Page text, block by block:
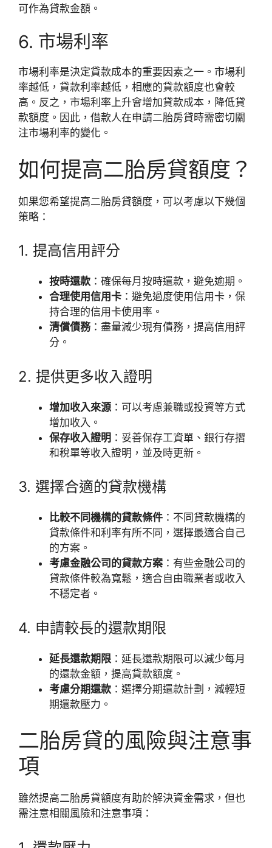
可作為貸款金額。
6. 市場利率
市場利率是決定貸款成本的重要因素之一。市場利
率越低，貸款利率越低，相應的貸款額度也會較
高。反之，市場利率上升會增加貸款成本，降低貸
款額度。因此，借款人在申請二胎房貸時需密切關
注市場利率的變化。
如何提高二胎房貸額度？
如果您希望提高二胎房貸額度，可以考慮以下幾個
策略：
1. 提高信用評分
按時還款 ：確保每月按時還款，避免逾期。
合理使用信用卡 ：避免過度使用信用卡，保
持合理的信用卡使用率。
清償債務：盡量減少現有債務，提高信用評
分。
2. 提供更多收入證明
增加收入來源 ：可以考慮兼職或投資等方式
增加收入。
保存收入證明 ：妥善保存工資單、銀行存摺
和稅單等收入證明，並及時更新。
3. 選擇合適的貸款機構
比較不同機構的貸款條件 ：不同貸款機構的
貸款條件和利率有所不同，選擇最適合自己
的方案。
考慮金融公司的貸款方案 ：有些金融公司的
貸款條件較為寬鬆，適合自由職業者或收入
不穩定者。
4. 申請較長的還款期限
延長還款期限 ：延長還款期限可以減少每月
的還款金額，提高貸款額度。
考慮分期還款 ：選擇分期還款計劃，減輕短
期還款壓力。
二胎房貸的風險與注意事
項
雖然提高二胎房貸額度有助於解決資金需求，但也
需注意相關風險和注意事項：